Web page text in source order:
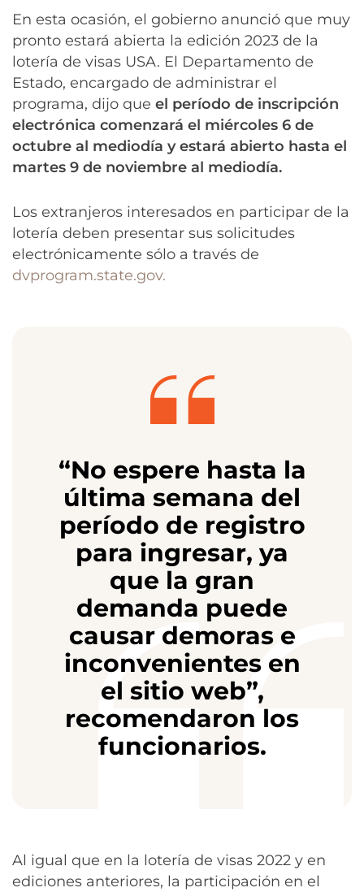
En esta ocasión, el gobierno anunció que muy
pronto estará abierta la edición 2023 de la
lotería de visas USA. El Departamento de
Estado, encargado de administrar el
programa, dijo que el período de inscripción
electrónica comenzará el miércoles 6 de
octubre al mediodía y estará abierto hasta el
martes 9 de noviembre al mediodía.
Los extranjeros interesados ​​en participar de la
lotería deben presentar sus solicitudes
electrónicamente sólo a través de
dvprogram.state.gov.
“No espere hasta la
última semana del
período de registro
para ingresar, ya
que la gran
demanda puede
causar demoras e
inconvenientes en
el sitio web”,
recomendaron los
funcionarios.
Al igual que en la lotería de visas 2022 y en
ediciones anteriores, la participación en el